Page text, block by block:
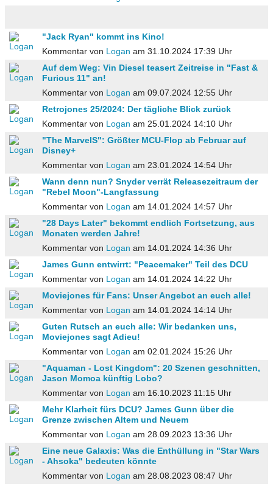
"Jack Ryan" kommt ins Kino!
Kommentar von Logan am 31.10.2024 17:39 Uhr
Auf dem Weg: Vin Diesel teasert Zeitreise in "Fast &
Furious 11" an!
Kommentar von Logan am 09.07.2024 12:55 Uhr
Retrojones 25/2024: Der tägliche Blick zurück
Kommentar von Logan am 25.01.2024 14:10 Uhr
"The MarvelS": Größter MCU-Flop ab Februar auf
Disney+
Kommentar von Logan am 23.01.2024 14:54 Uhr
Wann denn nun? Snyder verrät Releasezeitraum der
"Rebel Moon"-Langfassung
Kommentar von Logan am 14.01.2024 14:57 Uhr
"28 Days Later" bekommt endlich Fortsetzung, aus
Monaten werden Jahre!
Kommentar von Logan am 14.01.2024 14:36 Uhr
James Gunn entwirrt: "Peacemaker" Teil des DCU
Kommentar von Logan am 14.01.2024 14:22 Uhr
Moviejones für Fans: Unser Angebot an euch alle!
Kommentar von Logan am 14.01.2024 14:14 Uhr
Guten Rutsch an euch alle: Wir bedanken uns,
Moviejones sagt Adieu!
Kommentar von Logan am 02.01.2024 15:26 Uhr
"Aquaman - Lost Kingdom": 20 Szenen geschnitten,
Jason Momoa künftig Lobo?
Kommentar von Logan am 16.10.2023 11:15 Uhr
Mehr Klarheit fürs DCU? James Gunn über die
Grenze zwischen Altem und Neuem
Kommentar von Logan am 28.09.2023 13:36 Uhr
Eine neue Galaxis: Was die Enthüllung in "Star Wars
- Ahsoka" bedeuten könnte
Kommentar von Logan am 28.08.2023 08:47 Uhr